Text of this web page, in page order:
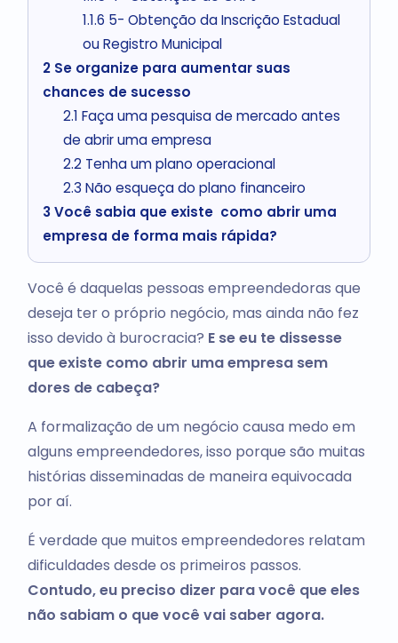
1.1.6 5- Obtenção da Inscrição Estadual
ou Registro Municipal
2Se organize para aumentar suas
chances de sucesso
2.1 Faça uma pesquisa de mercado antes
de abrir uma empresa
2.2Tenha um plano operacional
2.3 Não esqueça do plano financeiro
3Você sabia que existe como abrir uma
empresa de forma mais rápida?
Você é daquelas pessoas empreendedoras que
deseja ter o próprio negócio, mas ainda não fez
isso devido à burocracia? E se eu te dissesse
que existe como abrir uma empresa sem
dores de cabeça?
A formalização de um negócio causa medo em
alguns empreendedores, isso porque são muitas
histórias disseminadas de maneira equivocada
por aí.
É verdade que muitos empreendedores relatam
dificuldades desde os primeiros passos.
Contudo, eu preciso dizer para você que eles
não sabiam o que você vai saber agora.